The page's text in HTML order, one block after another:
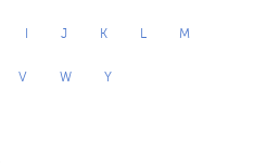
J K L M
V W Y